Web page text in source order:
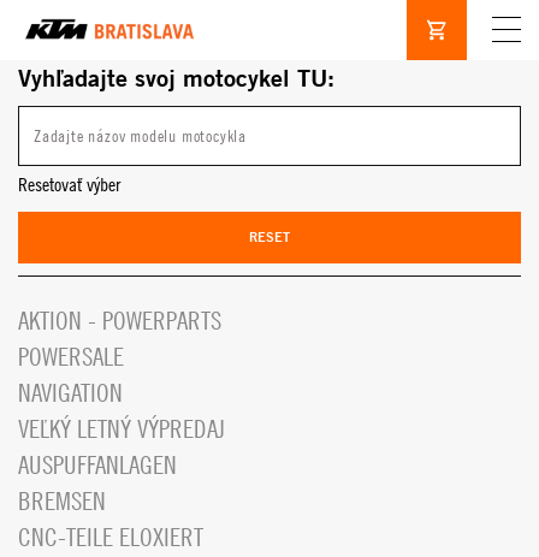
Vyhľadajte svoj motocykel TU:
Resetovať výber
RESET
AKTION - POWERPARTS
POWERSALE
NAVIGATION
VEĽKÝ LETNÝ VÝPREDAJ
AUSPUFFANLAGEN
BREMSEN
CNC-TEILE ELOXIERT